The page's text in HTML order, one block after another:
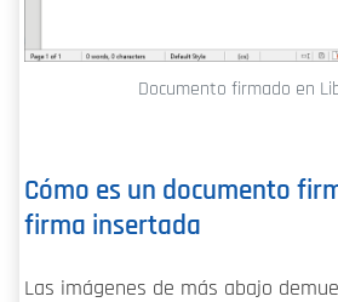
Documento firmado en
Cómo es un documento
firma insertada
Las imágenes de más abajo